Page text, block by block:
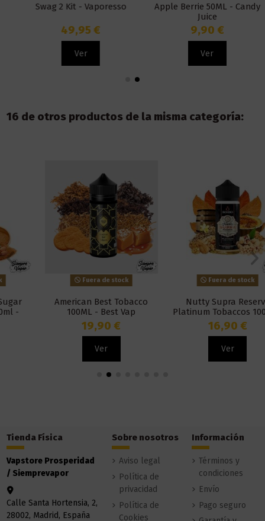
Swag 2 Kit - Vaporesso
49,95 €
Ver
Apple Berrie 50ML - Candy
Juice
9,90 €
Ver
16 de otros productos de la misma categoría:
Fuera de stock
American Best Tobacco
100ML - Best Vap
19,90 €
Fuera de stock
Nutty Supra Reserve
Platinum Tobaccos 100ml -
Bombo
16,90 €
Tienda Física
Vapstore Prosperidad
/ Siemprevapor
Calle Santa Hortensia, 2,
28002, Madrid, España
Sobre nosotros
Aviso legal
Política de
privacidad
Política de
Cookies
Información
Términos y
condiciones
Envío
Pago seguro